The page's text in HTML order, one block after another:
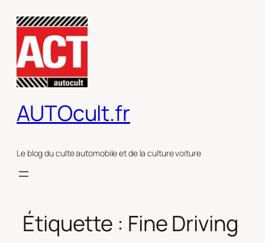
contenu
AUTOcult.fr
Le blog du culte automobile et de la culture voiture
Étiquette : Fine Driving